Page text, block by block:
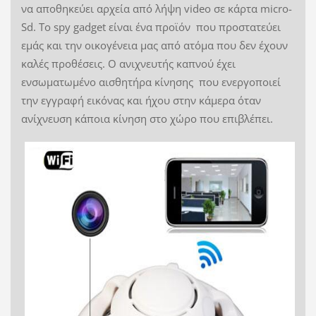
να αποθηκεύει αρχεία από λήψη video σε κάρτα micro-
Sd. Το spy gadget είναι ένα προϊόν που προστατεύει
εμάς και την οικογένεια μας από ατόμα που δεν έχουν
καλές προθέσεις. Ο ανιχνευτής καπνού έχει
ενσωματωμένο αισθητήρα κίνησης που ενεργοποιεί
την εγγραφή εικόνας και ήχου στην κάμερα όταν
ανίχνευση κάποια κίνηση στο χώρο που επιβλέπει.